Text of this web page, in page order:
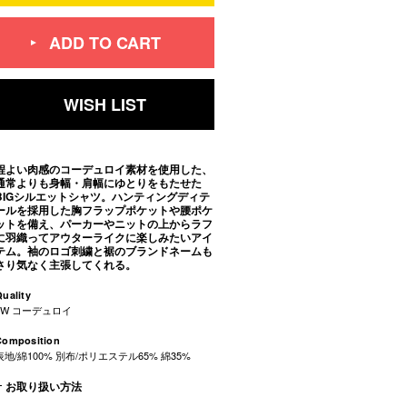
ADD TO CART
WISH LIST
よい肉感のコーデュロイ素材を使用した、
常よりも身幅・肩幅にゆとりをもたせた
シルエットシャツ。ハンティングディテ
ルを採用した胸フラップポケットや腰ポケ
トを備え、パーカーやニットの上からラフ
羽織ってアウターライクに楽しみたいアイ
ム。袖のロゴ刺繍と裾のブランドネームも
り気なく主張してくれる。
コーデュロイ
地/綿100% 別布/ポリエステル65% 綿35%
お取り扱い方法